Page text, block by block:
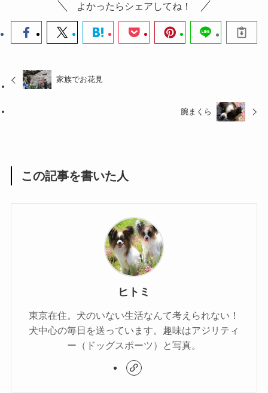
よかったらシェアしてね！
家族でお花見
腕まくら
この記事を書いた人
ヒトミ
東京在住。犬のいない生活なんて考えられない！
犬中心の毎日を送っています。趣味はアジリティ
ー（ドッグスポーツ）と写真。